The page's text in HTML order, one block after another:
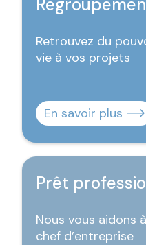
Retrouvez du
vie à vos projets
En savoir plus
Prêt
Nous vous aidons
chef d’entreprise